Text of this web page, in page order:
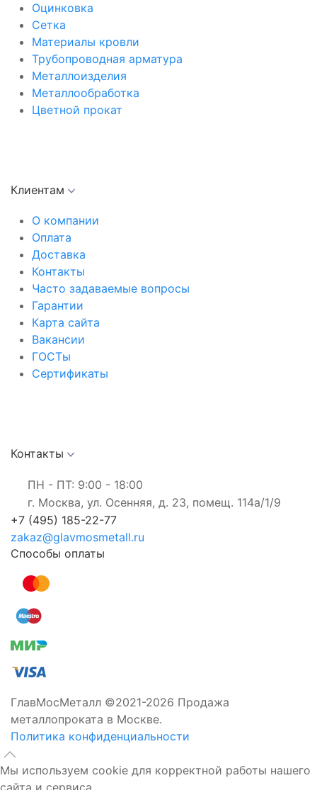
Оцинковка
Сетка
Материалы кровли
Трубопроводная арматура
Металлоизделия
Металлообработка
Цветной прокат
Клиентам
О компании
Оплата
Доставка
Контакты
Часто задаваемые вопросы
Гарантии
Карта сайта
Вакансии
ГОСТы
Сертификаты
Контакты
ПН - ПТ: 9:00 - 18:00
г. Москва, ул. Осенняя, д. 23, помещ. 114а/1/9
+7 (495) 185-22-77
zakaz@glavmosmetall.ru
Способы оплаты
ГлавМосМеталл ©2021-2026 Продажа
металлопроката в Москве.
Политика конфиденциальности
Мы используем cookie для корректной работы нашего